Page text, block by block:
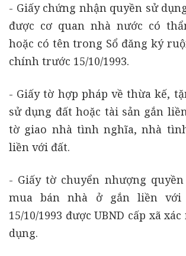
- Giấy chứng nhận quyền sử
được cơ quan nhà nước có
hoặc có tên trong Sổ đăng ký
chính trước 15/10/1993.
- Giấy tờ hợp pháp về thừa kế,
sử dụng đất hoặc tài sản gắn
tờ giao nhà tình nghĩa, nhà
liền với đất.
- Giấy tờ chuyển nhượng
mua bán nhà ở gắn liền
15/10/1993 được UBND cấp xã
dụng.